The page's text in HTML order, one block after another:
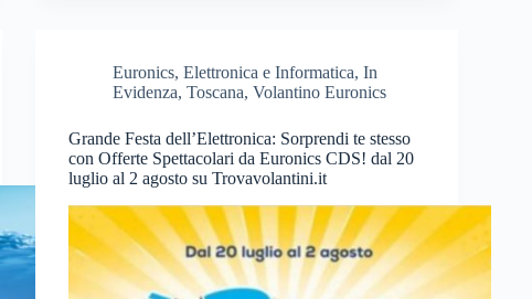
Euronics, Elettronica e Informatica, In
Evidenza, Toscana, Volantino Euronics
Grande Festa dell’Elettronica: Sorprendi te stesso
con Offerte Spettacolari da Euronics CDS! dal 20
luglio al 2 agosto su Trovavolantini.it